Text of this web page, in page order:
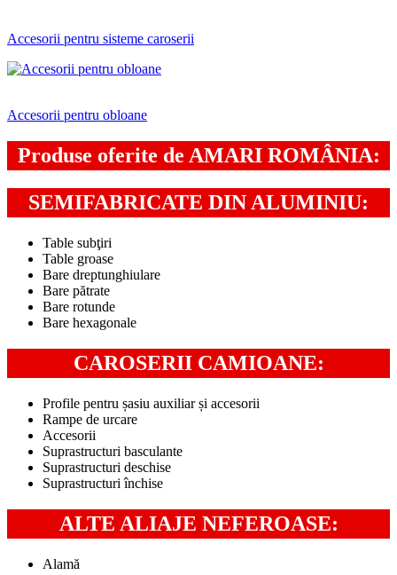
Accesorii pentru sisteme caroserii
Accesorii pentru obloane
Produse oferite de AMARI ROMÂNIA:
SEMIFABRICATE DIN ALUMINIU:
Table subţiri
Table groase
Bare dreptunghiulare
Bare pătrate
Bare rotunde
Bare hexagonale
CAROSERII CAMIOANE:
Profile pentru șasiu auxiliar și accesorii
Rampe de urcare
Accesorii
Suprastructuri basculante
Suprastructuri deschise
Suprastructuri închise
ALTE ALIAJE NEFEROASE:
Alamă